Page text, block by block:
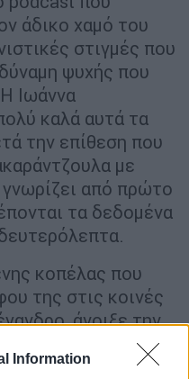
Information
άδικο χαμό του
στιγμές που
ψυχής που
Ιωάννα
καλά αυτά τα
την επίθεση που
με
γνωρίζει από πρώτο
τα δεδομένα
κοπέλας που
της στις κοινές
άνοιξε την
Παλιοσπύρου και
απώλεια,